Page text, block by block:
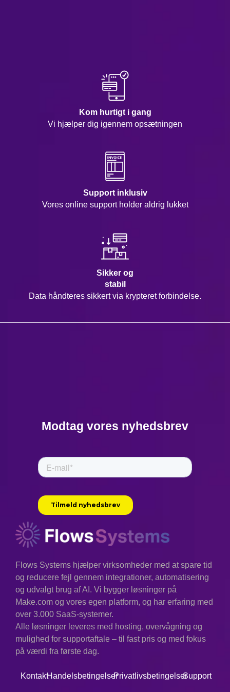
Kom hurtigt i gang
Vi hjælper dig igennem opsætningen
Support inklusiv
Vores online support holder aldrig lukket
Sikker og
stabil
Data håndteres sikkert via krypteret forbindelse.
Modtag vores nyhedsbrev
Flows Systems hjælper virksomheder med at spare tid
og reducere fejl gennem integrationer, automatisering
og udvalgt brug af AI. Vi bygger løsninger på
Make.com og vores egen platform, og har erfaring med
over 3.000 SaaS-systemer.
Alle løsninger leveres med hosting, overvågning og
mulighed for supportaftale – til fast pris og med fokus
på værdi fra første dag.
KontaktHandelsbetingelserPrivatlivsbetingelserSupport